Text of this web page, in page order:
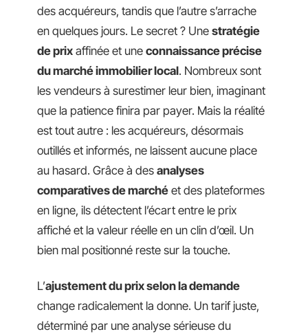
des acquéreurs, tandis que l’autre s’arrache
en quelques jours. Le secret ? Une stratégie
de prix affinée et une connaissance précise
du marché immobilier local. Nombreux sont
les vendeurs à surestimer leur bien, imaginant
que la patience finira par payer. Mais la réalité
est tout autre : les acquéreurs, désormais
outillés et informés, ne laissent aucune place
au hasard. Grâce à des analyses
comparatives de marché et des plateformes
en ligne, ils détectent l’écart entre le prix
affiché et la valeur réelle en un clin d’œil. Un
bien mal positionné reste sur la touche.
L’ajustement du prix selon la demande
change radicalement la donne. Un tarif juste,
déterminé par une analyse sérieuse du